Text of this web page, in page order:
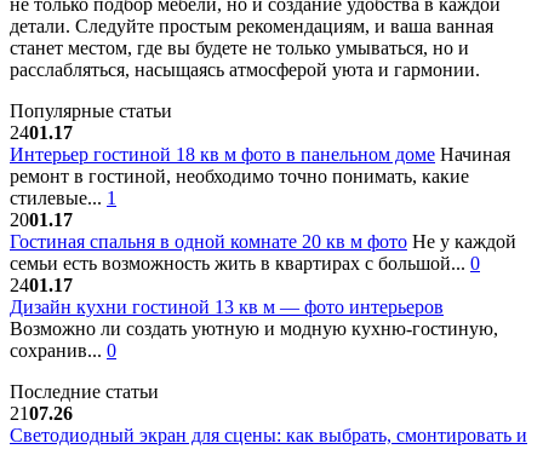
детали. Следуйте простым рекомендациям, и ваша ванная
станет местом, где вы будете не только умываться, но и
расслабляться, насыщаясь атмосферой уюта и гармонии.
Популярные статьи
2401.17
Интерьер гостиной 18 кв м фото в панельном доме Начиная
ремонт в гостиной, необходимо точно понимать, какие
стилевые... 1
2001.17
Гостиная спальня в одной комнате 20 кв м фото Не у каждой
семьи есть возможность жить в квартирах с большой... 0
2401.17
Дизайн кухни гостиной 13 кв м — фото интерьеров
Возможно ли создать уютную и модную кухню-гостиную,
сохранив... 0
Последние статьи
2107.26
Светодиодный экран для сцены: как выбрать, смонтировать и